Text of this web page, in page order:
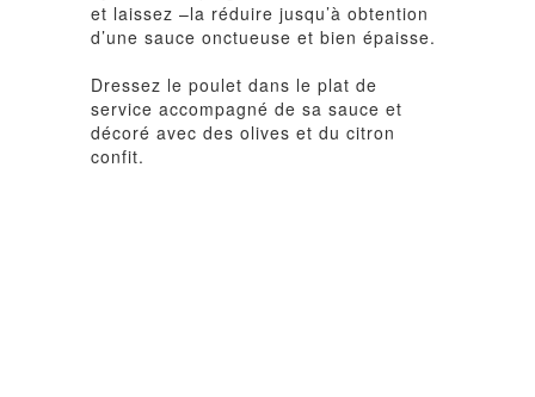
et laissez –la réduire jusqu’à obtention
d’une sauce onctueuse et bien épaisse.
Dressez le poulet dans le plat de
service accompagné de sa sauce et
décoré avec des olives et du citron
confit.